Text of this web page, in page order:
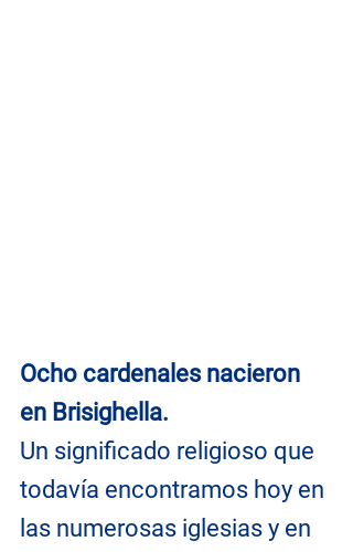
Ocho cardenales nacieron
en Brisighella.
Un significado religioso que
todavía encontramos hoy en
las numerosas iglesias y en